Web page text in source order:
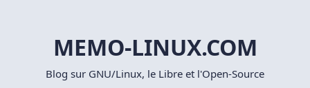
MEMO-LINUX.COM
Blog sur GNU/Linux, le Libre et l'Open-Source